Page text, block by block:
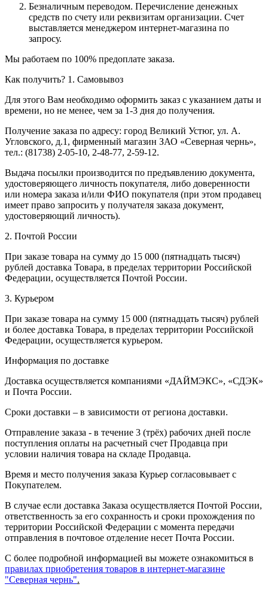
Безналичным переводом. Перечисление денежных
средств по счету или реквизитам организации. Счет
выставляется менеджером интернет-магазина по
запросу.
Мы работаем по 100% предоплате заказа.
Как получить? 1. Самовывоз
Для этого Вам необходимо оформить заказ с указанием даты и
времени, но не менее, чем за 1-3 дня до получения.
Получение заказа по адресу: город Великий Устюг, ул. А.
Угловского, д.1, фирменный магазин ЗАО «Северная чернь»,
тел.: (81738) 2-05-10, 2-48-77, 2-59-12.
Выдача посылки производится по предъявлению документа,
удостоверяющего личность покупателя, либо доверенности
или номера заказа и/или ФИО покупателя (при этом продавец
имеет право запросить у получателя заказа документ,
удостоверяющий личность).
2. Почтой России
При заказе товара на сумму до 15 000 (пятнадцать тысяч)
рублей доставка Товара, в пределах территории Российской
Федерации, осуществляется Почтой России.
3. Курьером
При заказе товара на сумму 15 000 (пятнадцать тысяч) рублей
и более доставка Товара, в пределах территории Российской
Федерации, осуществляется курьером.
Информация по доставке
Доставка осуществляется компаниями «ДАЙМЭКС», «СДЭК»
и Почта России.
Сроки доставки – в зависимости от региона доставки.
Отправление заказа - в течение 3 (трёх) рабочих дней после
поступления оплаты на расчетный счет Продавца при
условии наличия товара на складе Продавца.
Время и место получения заказа Курьер согласовывает с
Покупателем.
В случае если доставка Заказа осуществляется Почтой России,
ответственность за его сохранность и сроки прохождения по
территории Российской Федерации с момента передачи
отправления в почтовое отделение несет Почта России.
С более подробной информацией вы можете ознакомиться в
правилах приобретения товаров в интернет-магазине
"Северная чернь".